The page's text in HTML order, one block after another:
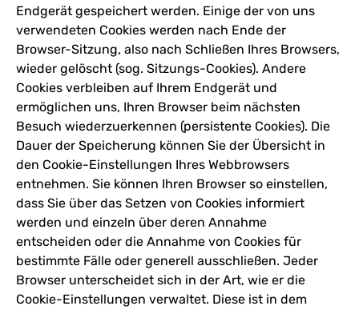
Endgerät gespeichert werden. Einige der von uns
verwendeten Cookies werden nach Ende der
Browser-Sitzung, also nach Schließen Ihres Browsers,
wieder gelöscht (sog. Sitzungs-Cookies). Andere
Cookies verbleiben auf Ihrem Endgerät und
ermöglichen uns, Ihren Browser beim nächsten
Besuch wiederzuerkennen (persistente Cookies). Die
Dauer der Speicherung können Sie der Übersicht in
den Cookie-Einstellungen Ihres Webbrowsers
entnehmen. Sie können Ihren Browser so einstellen,
dass Sie über das Setzen von Cookies informiert
werden und einzeln über deren Annahme
entscheiden oder die Annahme von Cookies für
bestimmte Fälle oder generell ausschließen. Jeder
Browser unterscheidet sich in der Art, wie er die
Cookie-Einstellungen verwaltet. Diese ist in dem